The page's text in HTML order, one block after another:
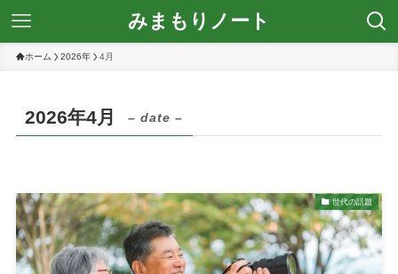
みまもりノート
ホーム 2026年 4月
2026年4月 – date –
世代の話題